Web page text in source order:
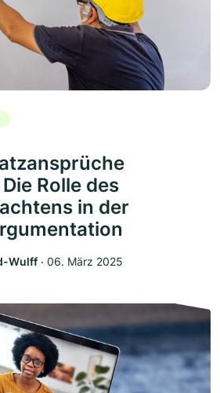
Rolle des
in der
Wulff ‧ 06. März 2025